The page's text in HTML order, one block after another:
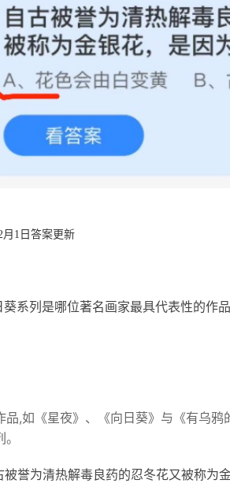
月1日答案更新
葵系列是哪位著名画家最具代表性的作品
品,如《星夜》、《向日葵》与《有乌
被誉为清热解毒良药的忍冬花又被称为